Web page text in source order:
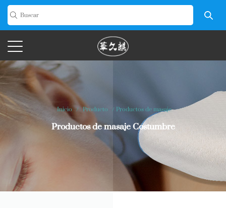
Inicio/Producto /Productos de masaje
Productos de masaje Costumbre